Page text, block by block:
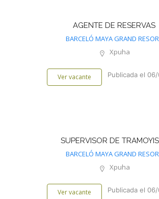
AGENTE DE RESERVAS
BARCELÓ MAYA GRAND
Xpuha
Ver vacante Publicada el
SUPERVISOR DE
BARCELÓ MAYA GRAND
Xpuha
Ver vacante Publicada el